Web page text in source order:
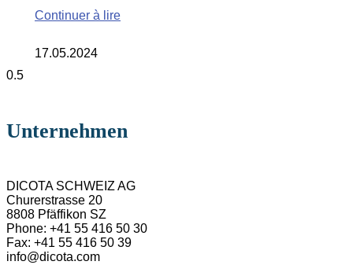
Continuer à lire
17.05.2024
Unternehmen
DICOTA SCHWEIZ AG
Churerstrasse 20
8808 Pfäffikon SZ
Phone: +41 55 416 50 30
Fax: +41 55 416 50 39
info@dicota.com